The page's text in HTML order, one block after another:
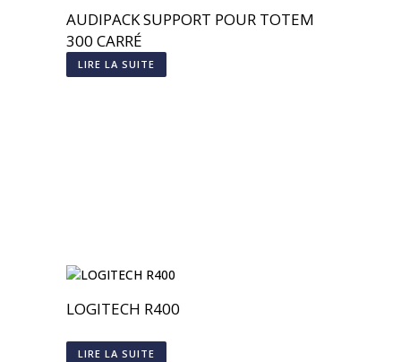
AUDIPACK SUPPORT POUR TOTEM
300 CARRÉ
LIRE LA SUITE
LOGITECH R400
LIRE LA SUITE